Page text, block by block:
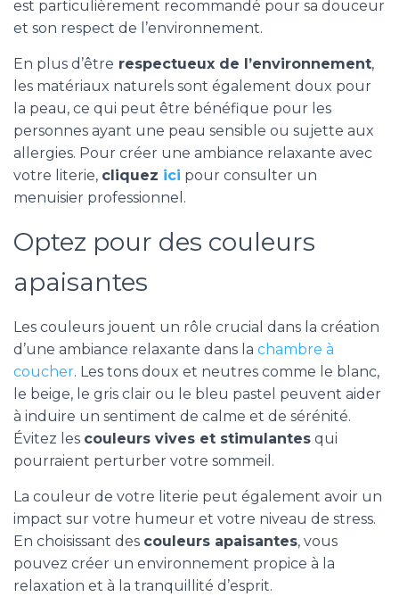
est particulièrement recommandé pour sa douceur
et son respect de l’environnement.
En plus d’être respectueux de l’environnement,
les matériaux naturels sont également doux pour
la peau, ce qui peut être bénéfique pour les
personnes ayant une peau sensible ou sujette aux
allergies. Pour créer une ambiance relaxante avec
votre literie, cliquez ici pour consulter un
menuisier professionnel.
Optez pour des couleurs
apaisantes
Les couleurs jouent un rôle crucial dans la création
d’une ambiance relaxante dans la chambre à
coucher. Les tons doux et neutres comme le blanc,
le beige, le gris clair ou le bleu pastel peuvent aider
à induire un sentiment de calme et de sérénité.
Évitez les couleurs vives et stimulantes qui
pourraient perturber votre sommeil.
La couleur de votre literie peut également avoir un
impact sur votre humeur et votre niveau de stress.
En choisissant des couleurs apaisantes, vous
pouvez créer un environnement propice à la
relaxation et à la tranquillité d’esprit.